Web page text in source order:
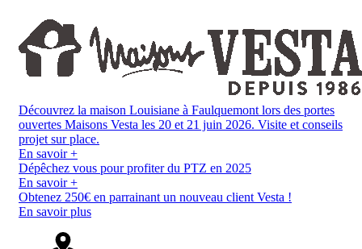
Découvrez la maison Louisiane à Faulquemont lors des portes
ouvertes Maisons Vesta les 20 et 21 juin 2026. Visite et conseils
projet sur place.
En savoir +
Dépêchez vous pour profiter du PTZ en 2025
En savoir +
Obtenez 250€ en parrainant un nouveau client Vesta !
En savoir plus